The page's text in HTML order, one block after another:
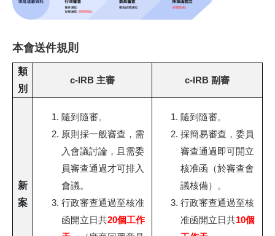
本會送件規則
類
別
c-IRB 主審 c-IRB 副審
新
案
隨到隨審。
原則採一般審查，需
入會議討論，且需委
員審查通過才可排入
會議。
行政審查通過至核准
函開立日共20個工作
隨到隨審。
採簡易審查，委員
審查通過即可開立
核准函（於審查會
議核備）。
行政審查通過至核
准函開立日共10個